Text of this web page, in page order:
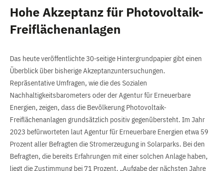
Hohe Akzeptanz für Photovoltaik-
Freiflächenanlagen
Das heute veröffentlichte 30-seitige Hintergrundpapier gibt einen
Überblick über bisherige Akzeptanzuntersuchungen.
Repräsentative Umfragen, wie die des Sozialen
Nachhaltigkeitsbarometers oder der Agentur für Erneuerbare
Energien, zeigen, dass die Bevölkerung Photovoltaik-
Freiflächenanlagen grundsätzlich positiv gegenübersteht. Im Jahr
2023 befürworteten laut Agentur für Erneuerbare Energien etwa 59
Prozent aller Befragten die Stromerzeugung in Solarparks. Bei den
Befragten, die bereits Erfahrungen mit einer solchen Anlage haben,
liegt die Zustimmung bei 71 Prozent. „Aufgabe der nächsten Jahre